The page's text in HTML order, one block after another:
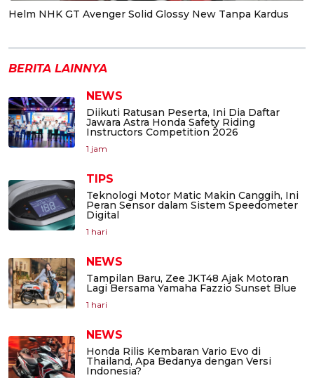
Helm NHK GT Avenger Solid Glossy New Tanpa Kardus
BERITA LAINNYA
NEWS
Diikuti Ratusan Peserta, Ini Dia Daftar
Jawara Astra Honda Safety Riding
Instructors Competition 2026
1 jam
TIPS
Teknologi Motor Matic Makin Canggih, Ini
Peran Sensor dalam Sistem Speedometer
Digital
1 hari
NEWS
Tampilan Baru, Zee JKT48 Ajak Motoran
Lagi Bersama Yamaha Fazzio Sunset Blue
1 hari
NEWS
Honda Rilis Kembaran Vario Evo di
Thailand, Apa Bedanya dengan Versi
Indonesia?